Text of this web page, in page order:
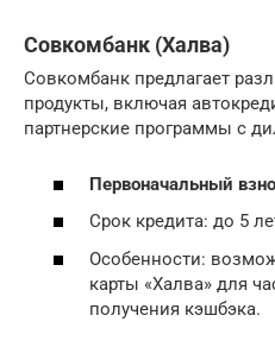
Совкомбанк (Халва)
Совкомбанк предлагает
продукты, включая
партнерские программы с
Первоначальный
Срок кредита: до 5
Особенности:
карты «Халва» для
получения кэшбэка.